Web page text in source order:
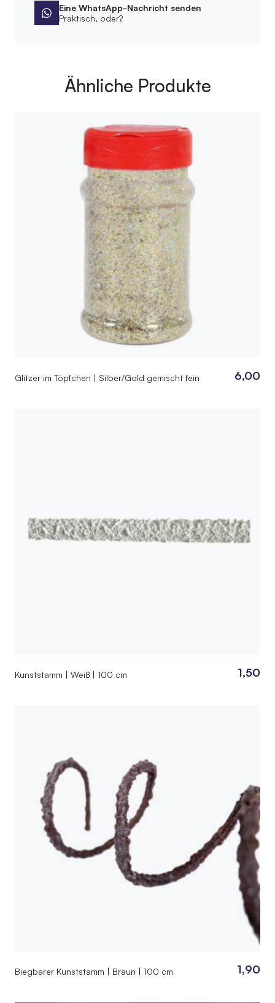
Eine WhatsApp-Nachricht senden
Praktisch, oder?
Ähnliche Produkte
Glitzer im Töpfchen | Silber/Gold gemischt fein 6,00
Kunststamm | Weiß | 100 cm 1,50
Biegbarer Kunststamm | Braun | 100 cm 1,90